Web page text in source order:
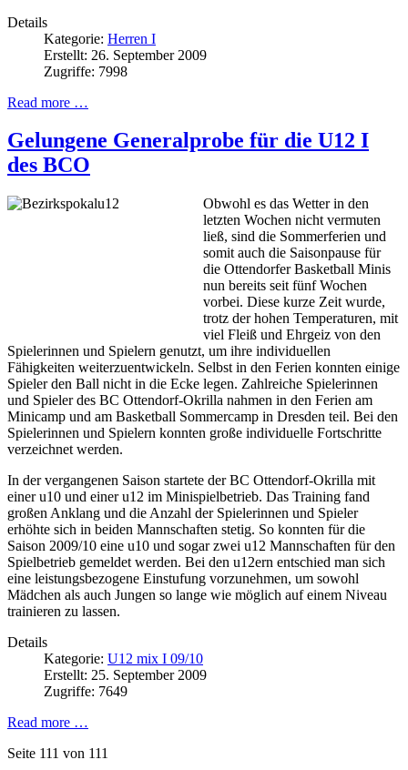
Details
Kategorie: Herren I
Erstellt: 26. September 2009
Zugriffe: 7998
Read more …
Gelungene Generalprobe für die U12 I
des BCO
Obwohl es das Wetter in den
letzten Wochen nicht vermuten
ließ, sind die Sommerferien und
somit auch die Saisonpause für
die Ottendorfer Basketball Minis
nun bereits seit fünf Wochen
vorbei. Diese kurze Zeit wurde,
trotz der hohen Temperaturen, mit
viel Fleiß und Ehrgeiz von den
Spielerinnen und Spielern genutzt, um ihre individuellen
Fähigkeiten weiterzuentwickeln. Selbst in den Ferien konnten einige
Spieler den Ball nicht in die Ecke legen. Zahlreiche Spielerinnen
und Spieler des BC Ottendorf-Okrilla nahmen in den Ferien am
Minicamp und am Basketball Sommercamp in Dresden teil. Bei den
Spielerinnen und Spielern konnten große individuelle Fortschritte
verzeichnet werden.
In der vergangenen Saison startete der BC Ottendorf-Okrilla mit
einer u10 und einer u12 im Minispielbetrieb. Das Training fand
großen Anklang und die Anzahl der Spielerinnen und Spieler
erhöhte sich in beiden Mannschaften stetig. So konnten für die
Saison 2009/10 eine u10 und sogar zwei u12 Mannschaften für den
Spielbetrieb gemeldet werden. Bei den u12ern entschied man sich
eine leistungsbezogene Einstufung vorzunehmen, um sowohl
Mädchen als auch Jungen so lange wie möglich auf einem Niveau
trainieren zu lassen.
Details
Kategorie: U12 mix I 09/10
Erstellt: 25. September 2009
Zugriffe: 7649
Read more …
Seite 111 von 111